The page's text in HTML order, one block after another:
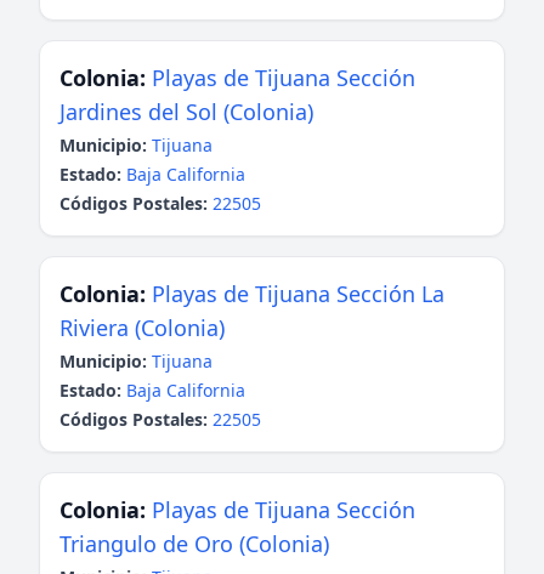
Colonia: Playas de Tijuana Sección
Jardines del Sol (Colonia)
Municipio: Tijuana
Estado: Baja California
Códigos Postales: 22505
Colonia: Playas de Tijuana Sección La
Riviera (Colonia)
Municipio: Tijuana
Estado: Baja California
Códigos Postales: 22505
Colonia: Playas de Tijuana Sección
Triangulo de Oro (Colonia)